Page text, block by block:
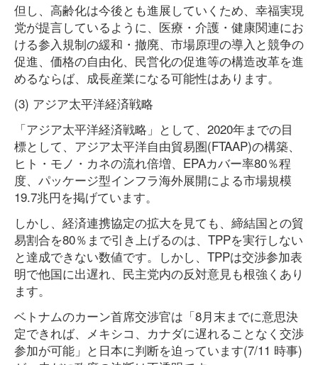
但し、高齢化は今後とも進展していくため、幸福実現
党が提言しているように、医療・介護・健康関連にお
ける参入規制の緩和・撤廃、市場原理の導入と競争の
促進、価格の自由化、民営化の促進等の構造改革を進
めるならば、成長産業になる可能性はあります。
(3) アジア太平洋経済戦略
「アジア太平洋経済戦略」として、2020年までの目
標として、アジア太平洋自由貿易圏(FTAAP)の構築、
ヒト・モノ・カネの流れ倍増、EPAカバー率80％程
度、パッケージ型インフラ海外展開による市場規模
19.7兆円を掲げています。
しかし、経済連携協定の拡大を見ても、締結国との貿
易割合を80％まで引き上げるのは、TPPを実行しない
と達成できない数値です。しかし、TPPは交渉参加表
明で他国に出遅れ、民主党内の反対意見も根強くあり
ます。
ベトナムのカーン首席交渉官は「8月末までに意思決
定できれば、メキシコ、カナダに遅れることなく交渉
参加が可能」と日本に判断を迫っています(7/11 時事)